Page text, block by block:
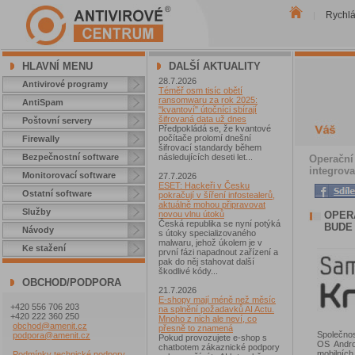
HLAVNÍ MENU
Antivirové programy
AntiSpam
Poštovní servery
Firewally
Bezpečnostní software
Monitorovací software
Ostatní software
Služby
Návody
Ke stažení
OBCHOD/PODPORA
+420 556 706 203
+420 222 360 250
obchod@amenit.cz
podpora@amenit.cz
DALŠÍ AKTUALITY
28.7.2026
Téměř osm tisíc obětí
ransomwaru za rok 2025:
"kvantoví" útočníci sbírají
šifrovaná data už dnes
Předpokládá se, že kvantové
počítače prolomí dnešní
šifrovací standardy během
následujících deseti let...
27.7.2026
ESET: Hackeři v Česku
pokračují v šíření infostealerů,
aktuálně mohou připravovat
novou vlnu útoků
Česká republika se nyní potýká
s útoky specializovaného
malwaru, jehož úkolem je v
první fázi napadnout zařízení a
pak do něj stahovat další
škodlivé kódy...
21.7.2026
E-shopy mají méně než měsíc
na splnění požadavků AI Actu.
Mnoho z nich ale neví, co
přesně to znamená
Pokud provozujete e-shop s
chatbotem zákaznické podpory
OS